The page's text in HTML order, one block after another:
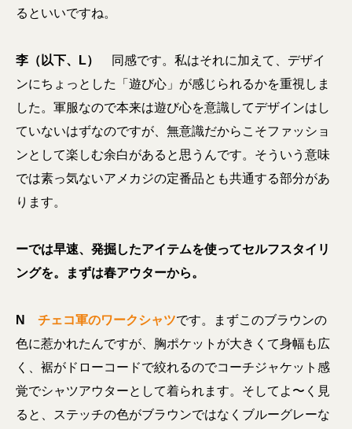
るといいですね。
李（以下、L） 同感です。私はそれに加えて、 デザイ
ンにちょっとした「遊び心」が感じられるかを重視しま
した 。軍服なので本来は遊び心を意識してデザインはし
ていないはずなのですが、無意識だからこそファッショ
ンとして楽しむ余白があると思うんです。そういう意味
では素っ気ないアメカジの定番品とも共通する部分があ
ります。
ーでは早速、発掘したアイテムを使ってセルフスタイリ
ングを。まずは春アウターから。
N チェコ軍のワークシャツです。まずこのブラウンの
色に惹かれたんですが、胸ポケットが大きくて身幅も広
く、裾がドローコードで絞れるのでコーチジャケット感
覚でシャツアウターとして着られます。そしてよ〜く見
ると、ステッチの色がブラウンではなくブルーグレーな